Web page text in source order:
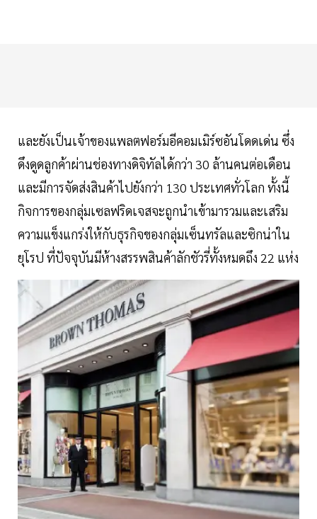
และยังเป็นเจ้าของแพลตฟอร์มอีคอมเมิร์ซอันโดดเด่น ซึ่ง
ดึงดูดลูกค้าผ่านช่องทางดิจิทัลได้กว่า 30 ล้านคนต่อเดือน
และมีการจัดส่งสินค้าไปยังกว่า 130 ประเทศทั่วโลก ทั้งนี้
กิจการของกลุ่มเซลฟริดเจสจะถูกนำเข้ามารวมและเสริม
ความแข็งแกร่งให้กับธุรกิจของกลุ่มเซ็นทรัลและซิกน่าใน
ยุโรป ที่ปัจจุบันมีห้างสรรพสินค้าลักชัวรี่ทั้งหมดถึง 22 แห่ง